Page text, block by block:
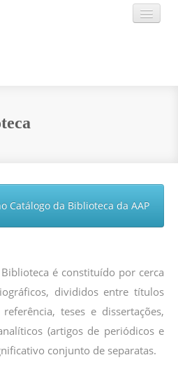
Catálogo da Biblioteca da AAP
é constituído por cerca
divididos entre títulos
teses e dissertações,
(artigos de periódicos e
conjunto de separatas.